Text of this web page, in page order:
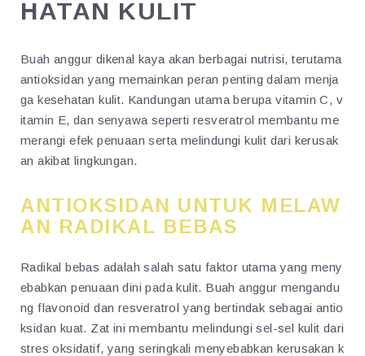
HATAN KULIT
Buah anggur dikenal kaya akan berbagai nutrisi, terutama
antioksidan yang memainkan peran penting dalam menja
ga kesehatan kulit. Kandungan utama berupa vitamin C, v
itamin E, dan senyawa seperti resveratrol membantu me
merangi efek penuaan serta melindungi kulit dari kerusak
an akibat lingkungan.
ANTIOKSIDAN UNTUK MELAW
AN RADIKAL BEBAS
Radikal bebas adalah salah satu faktor utama yang meny
ebabkan penuaan dini pada kulit. Buah anggur mengandu
ng flavonoid dan resveratrol yang bertindak sebagai antio
ksidan kuat. Zat ini membantu melindungi sel-sel kulit dari
stres oksidatif, yang seringkali menyebabkan kerusakan k